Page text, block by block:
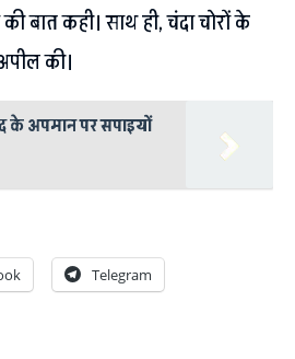
बात कही। साथ ही, चंदा चोरों के
की।
के अपमान पर सपाइयों
Telegram